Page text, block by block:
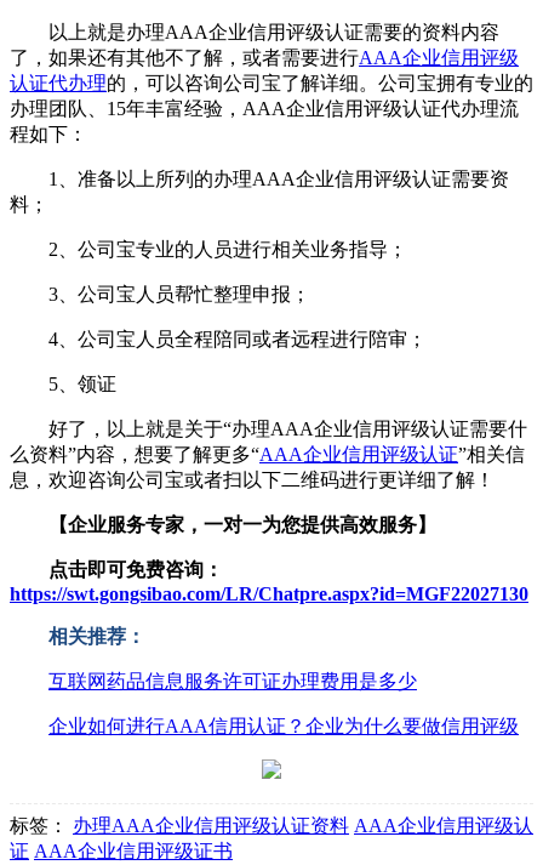
以上就是办理AAA企业信用评级认证需要的资料内容
了，如果还有其他不了解，或者需要进行AAA企业信用评级
认证代办理的，可以咨询公司宝了解详细。公司宝拥有专业的
办理团队、15年丰富经验，AAA企业信用评级认证代办理流
程如下：
1、准备以上所列的办理AAA企业信用评级认证需要资
料；
2、公司宝专业的人员进行相关业务指导；
3、公司宝人员帮忙整理申报；
4、公司宝人员全程陪同或者远程进行陪审；
5、领证
好了，以上就是关于“办理AAA企业信用评级认证需要什
么资料”内容，想要了解更多“AAA企业信用评级认证”相关信
息，欢迎咨询公司宝或者扫以下二维码进行更详细了解！
【企业服务专家，一对一为您提供高效服务】
点击即可免费咨询：
https://swt.gongsibao.com/LR/Chatpre.aspx?id=MGF22027130
相关推荐：
互联网药品信息服务许可证办理费用是多少
企业如何进行AAA信用认证？企业为什么要做信用评级
标签： 办理AAA企业信用评级认证资料 AAA企业信用评级认
证 AAA企业信用评级证书